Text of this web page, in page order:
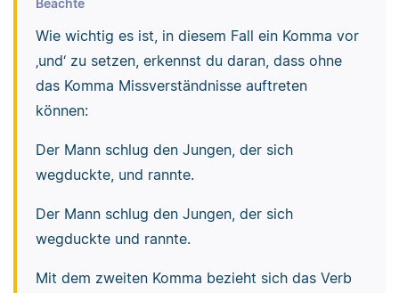
Beachte
Wie wichtig es ist, in diesem Fall ein Komma vor
‚und‘ zu setzen, erkennst du daran, dass ohne
das Komma Missverständnisse auftreten
können:
Der Mann schlug den Jungen, der sich
wegduckte, und rannte.
Der Mann schlug den Jungen, der sich
wegduckte und rannte.
Mit dem zweiten Komma bezieht sich das Verb